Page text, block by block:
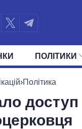
ПОЛIТИКИ
ПРЕЗИДЕНТ І ОФІС
›Політика
доступ